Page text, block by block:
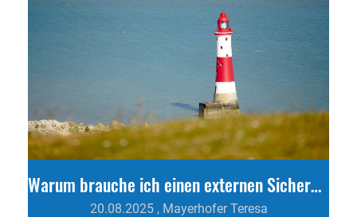
Warum brauche ich einen externen Sicherheitsberater?
20.08.2025, Mayerhofer Teresa